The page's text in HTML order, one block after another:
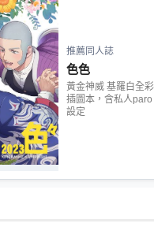
推薦同人誌
色色
黃金神威 基羅白全彩
插圖本，含私人paro
設定